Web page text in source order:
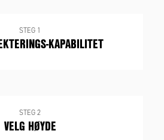
STEG 1
KAPABILITET
STEG 2
VELG HØYDE